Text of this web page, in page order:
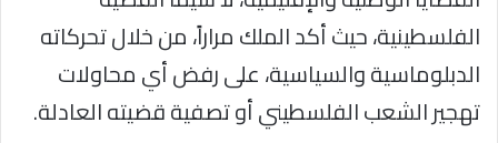
الفلسطينية، حيث أكد الملك مراراً، من خلال تحركاته
الدبلوماسية والسياسية، على رفض أي محاولات
تهجير الشعب الفلسطيني أو تصفية قضيته العادلة.